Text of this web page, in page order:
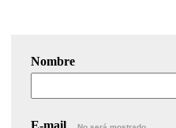
Nombre
E-mail